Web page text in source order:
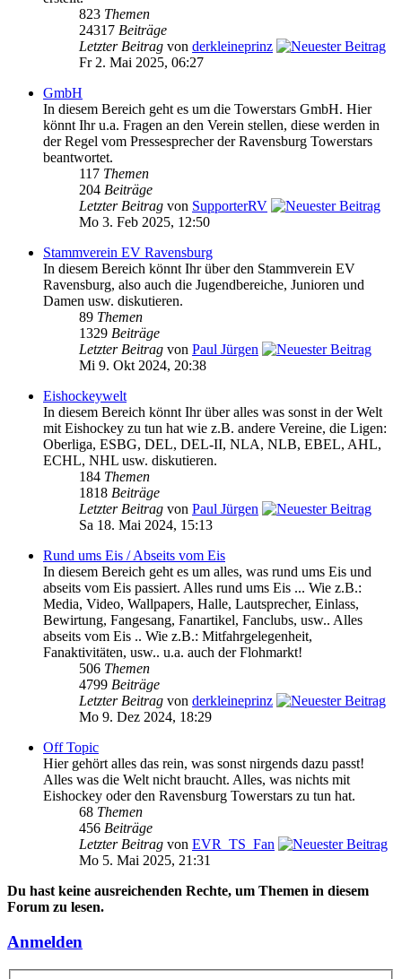
823 Themen
24317 Beiträge
Letzter Beitrag von derkleineprinz
Fr 2. Mai 2025, 06:27
GmbH
In diesem Bereich geht es um die Towerstars GmbH. Hier
könnt Ihr u.a. Fragen an den Verein stellen, diese werden in
der Regel vom Pressesprecher der Ravensburg Towerstars
beantwortet.
117 Themen
204 Beiträge
Letzter Beitrag von SupporterRV
Mo 3. Feb 2025, 12:50
Stammverein EV Ravensburg
In diesem Bereich könnt Ihr über den Stammverein EV
Ravensburg, also auch die Jugendbereiche, Junioren und
Damen usw. diskutieren.
89 Themen
1329 Beiträge
Letzter Beitrag von Paul Jürgen
Mi 9. Okt 2024, 20:38
Eishockeywelt
In diesem Bereich könnt Ihr über alles was sonst in der Welt
mit Eishockey zu tun hat wie z.B. andere Vereine, die Ligen:
Oberliga, ESBG, DEL, DEL-II, NLA, NLB, EBEL, AHL,
ECHL, NHL usw. diskutieren.
184 Themen
1818 Beiträge
Letzter Beitrag von Paul Jürgen
Sa 18. Mai 2024, 15:13
Rund ums Eis / Abseits vom Eis
In diesem Bereich geht es um alles, was rund ums Eis und
abseits vom Eis passiert. Alles rund ums Eis ... Wie z.B.:
Media, Video, Wallpapers, Halle, Lautsprecher, Einlass,
Bewirtung, Fangesang, Fanartikel, Fanclubs, usw.. Alles
abseits vom Eis .. Wie z.B.: Mitfahrgelegenheit,
Fanaktivitäten, usw.. u.a. auch der Flohmarkt!
506 Themen
4799 Beiträge
Letzter Beitrag von derkleineprinz
Mo 9. Dez 2024, 18:29
Off Topic
Hier gehört alles das rein, was sonst nirgends dazu passt!
Alles was die Welt nicht braucht. Alles, was nichts mit
Eishockey oder den Ravensburg Towerstars zu tun hat.
68 Themen
456 Beiträge
Letzter Beitrag von EVR_TS_Fan
Mo 5. Mai 2025, 21:31
Du hast keine ausreichenden Rechte, um Themen in diesem
Forum zu lesen.
Anmelden